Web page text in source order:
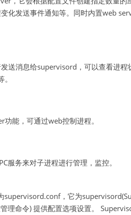
化发送事件通知等。同时内置web
送消息给supervisord，可以查看进
能，可通过web控制进程。
服务来对子进程进行管理，监控。
supervisord.conf，它为
理命令) 提供配置选项设置。